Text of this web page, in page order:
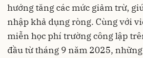
hướng tăng các mức giảm trừ,
nhập khả dụng ròng. Cùng với
miễn học phí trường công lập
đầu từ tháng 9 năm 2025,